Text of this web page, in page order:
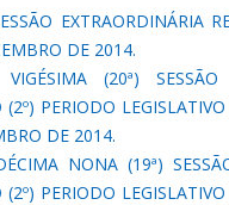
EXTRAORDINÁRIA
DE 2014.
(20ª)
(2º) PERIODO
DE 2014.
NONA (19ª)
(2º) PERIODO